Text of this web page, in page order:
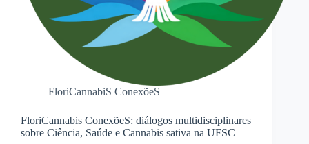
FloriCannabiS ConexõeS
FloriCannabis ConexõeS: diálogos multidisciplinares
sobre Ciência, Saúde e Cannabis sativa na UFSC